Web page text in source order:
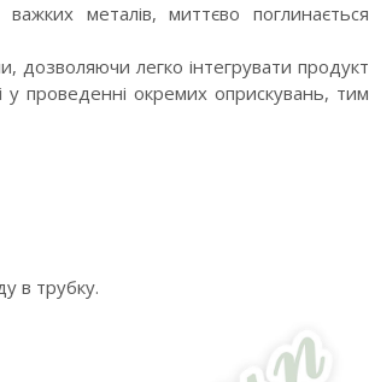
металів, миттєво поглинається
дозволяючи легко інтегрувати продукт
у проведенні окремих оприскувань, тим
в трубку.